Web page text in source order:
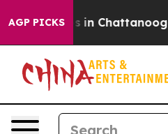
AGP PICKS
Chaos in Chattanooga.